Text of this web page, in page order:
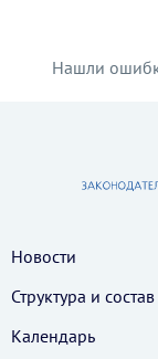
Нашли
Новости
Структура и состав
Календарь